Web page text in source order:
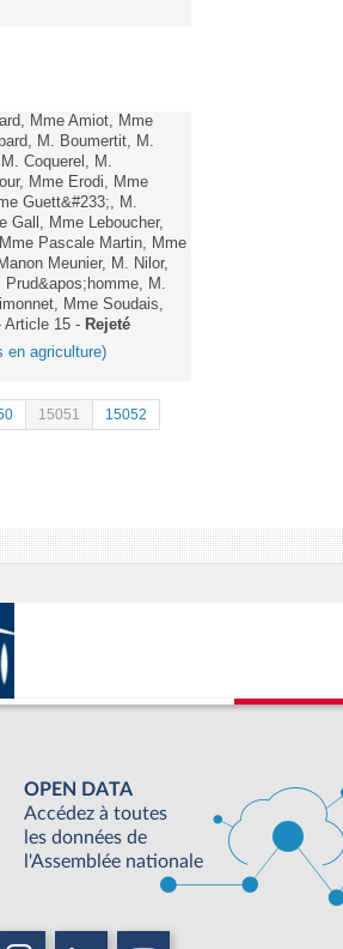
Mme Amiot, Mme
M. Boumertit, M.
Coquerel, M.
Mme Erodi, Mme
Guett&#233;, M.
Gall, Mme Leboucher,
Pascale Martin, Mme
Meunier, M. Nilor,
M.
Mme Soudais,
Article 15 - Rejeté
en agriculture)
15051
15052
OPEN DATA
Accédez à toutes
les données de
l'Assemblée nationale